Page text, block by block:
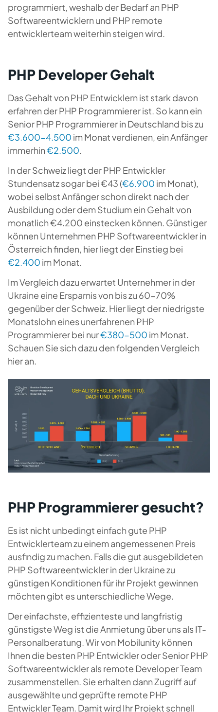
programmiert, weshalb der Bedarf an PHP
Softwareentwicklern und PHP remote
entwicklerteam weiterhin steigen wird.
PHP Developer Gehalt
Das Gehalt von PHP Entwicklern ist stark davon
erfahren der PHP Programmierer ist. So kann ein
Senior PHP Programmierer in Deutschland bis zu
€3.600-4.500 im Monat verdienen, ein Anfänger
immerhin€2.500.
In der Schweiz liegt der PHP Entwickler
Stundensatz sogar bei €43 (€6.900 im Monat),
wobei selbst Anfänger schon direkt nach der
Ausbildung oder dem Studium ein Gehalt von
monatlich €4.200 einstecken können. Günstiger
können Unternehmen PHP Softwareentwickler in
Österreich finden, hier liegt der Einstieg bei
€2.400 im Monat.
Im Vergleich dazu erwartet Unternehmer in der
Ukraine eine Ersparnis von bis zu 60-70%
gegenüber der Schweiz. Hier liegt der niedrigste
Monatslohn eines unerfahrenen PHP
Programmierer bei nur€380-500 im Monat.
Schauen Sie sich dazu den folgenden Vergleich
hier an.
PHP Programmierer gesucht?
Es ist nicht unbedingt einfach gute PHP
Entwicklerteam zu einem angemessenen Preis
ausfindig zu machen. Falls die gut ausgebildeten
PHP Softwareentwickler in der Ukraine zu
günstigen Konditionen für ihr Projekt gewinnen
möchten gibt es unterschiedliche Wege.
Der einfachste, effizienteste und langfristig
günstigste Weg ist die Anmietung über uns als IT-
Personalberatung. Wir von Mobilunity können
Ihnen die besten PHP Entwickler oder Senior PHP
Softwareentwickler als remote Developer Team
zusammenstellen. Sie erhalten dann Zugriff auf
ausgewählte und geprüfte remote PHP
Entwickler Team. Damit wird Ihr Projekt schnell